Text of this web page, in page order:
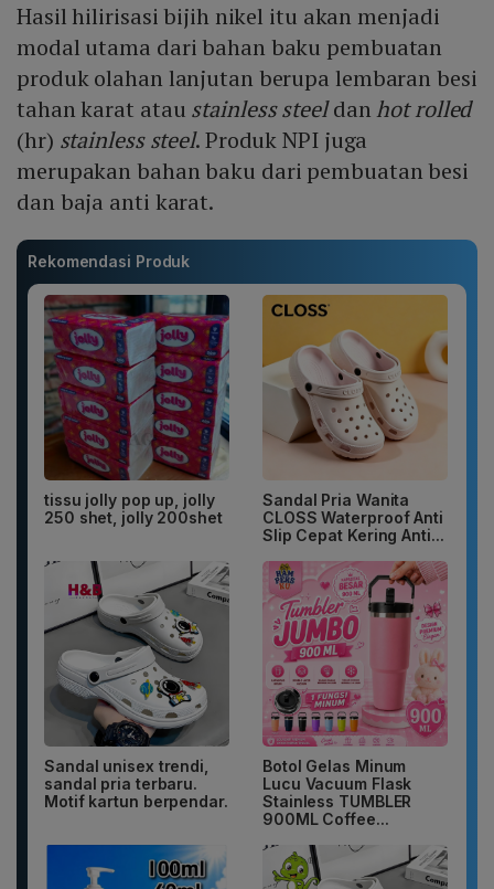
Hasil hilirisasi bijih nikel itu akan menjadi
modal utama dari bahan baku pembuatan
produk olahan lanjutan berupa lembaran besi
tahan karat atau stainless steeldanhot rolled
(hr) stainless steel. Produk NPI juga
merupakan bahan baku dari pembuatan besi
dan baja anti karat.
Rekomendasi Produk
tissu jolly pop up, jolly
250 shet, jolly 200shet
Sandal Pria Wanita
CLOSS Waterproof Anti
Slip Cepat Kering Anti...
Sandal unisex trendi,
sandal pria terbaru.
Motif kartun berpendar.
Botol Gelas Minum
Lucu Vacuum Flask
Stainless TUMBLER
900ML Coffee...